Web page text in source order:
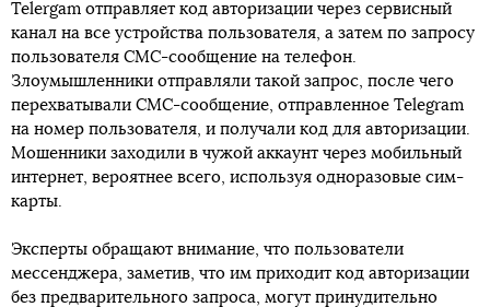
Telergam отправляет код авторизации через сервисный
канал на все устройства пользователя, а затем по запросу
пользователя СМС-сообщение на телефон.
Злоумышленники отправляли такой запрос, после чего
перехватывали СМС-сообщение, отправленное Telegram
на номер пользователя, и получали код для авторизации.
Мошенники заходили в чужой аккаунт через мобильный
интернет, вероятнее всего, используя одноразовые сим-
карты.
Эксперты обращают внимание, что пользователи
мессенджера, заметив, что им приходит код авторизации
без предварительного запроса, могут принудительно